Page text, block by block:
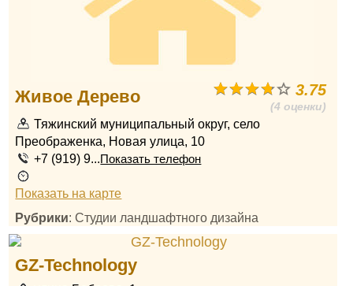
3.75
(4 оценки)
Живое Дерево
Тяжинский муниципальный округ, село
Преображенка, Новая улица, 10
+7 (919) 9...Показать телефон
Показать на карте
Рубрики: Студии ландшафтного дизайна
GZ-Technology